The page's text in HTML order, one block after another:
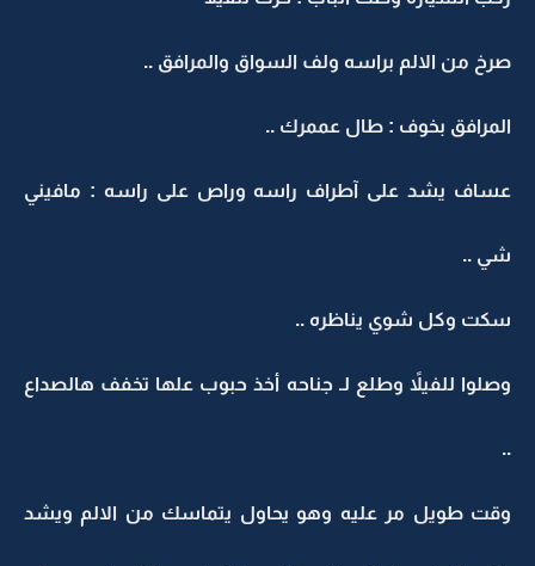
صرخ من الالم براسه ولف السواق والمرافق ..
المرافق بخوف : طال عممرك ..
عساف يشد على آطراف راسه وراص على راسه : مافيني
شي ..
سكت وكل شوي يناظره ..
وصلوا للفيلاً وطلع لـ جناحه أخذ حبوب علها تخفف هالصداع
..
وقت طويل مر عليه وهو يحاول يتماسك من الالم ويشد